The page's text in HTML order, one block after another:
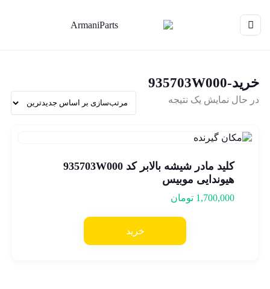
خرید-935703W000
در حال نمایش یک نتیجه
کلید مادر شیشه بالابر کد 935703W000
هیوندایی موبیس
1,700,000 تومان
خرید